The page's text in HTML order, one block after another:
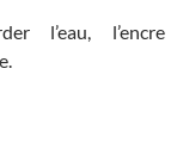
l’eau, l’encre